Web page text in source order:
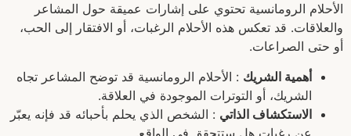
الأحلام الرومانسية تحتوي على إشارات عميقة حول المشاعر
والعلاقات. قد تعكس هذه الأحلام الرغبات، أو الافتقار إلى الحب،
أو حتى الصراعات.
أهمية الشريك : الأحلام الرومانسية قد توضح المشاعر تجاه
الشريك، أو التوترات الموجودة في العلاقة.
الاستكشاف الذاتي : الشخص الذي يحلم بأحبائه قد فإنه يعبّر
عن رغبات هل ستتحقق في الواقع.